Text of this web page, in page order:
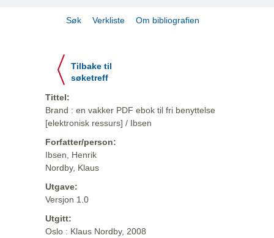
Søk Verkliste Om bibliografien
Tilbake til
søketreff
Tittel:
Brand : en vakker PDF ebok til fri benyttelse
[elektronisk ressurs] / Ibsen
Forfatter/person:
Ibsen, Henrik
Nordby, Klaus
Utgave:
Versjon 1.0
Utgitt:
Oslo : Klaus Nordby, 2008